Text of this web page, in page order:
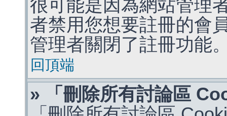
很可能是因為網站管理
者禁用您想要註冊的會
管理者關閉了註冊功能
回頂端
» 「刪除所有討論區